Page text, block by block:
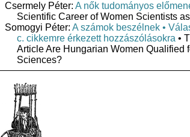
Csermely Péter: A nők tudományos
Scientific Career of Women Scientists
Somogyi Péter: A számok beszélnek •
c. cikkemre érkezett hozzászólásokra •
Article Are Hungarian Women Qualified
Sciences?